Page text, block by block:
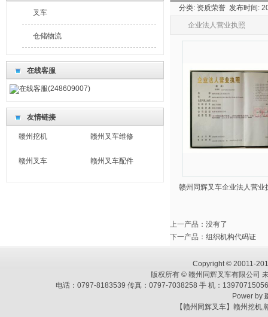
叉车
仓储物流
在线客服
在线客服(248609007)
友情链接
赣州挖机 赣州叉车维修
赣州叉车 赣州叉车配件
分类: 资质荣誉 发布时间:
企业法人营业执照
赣州同辉叉车企业法人营业
上一产品 ：没有了
下一产品 ： 组织机构代码证
Copyright © 20011-
版权所有 © 赣州同辉叉车有限公司
电话：0797-8183539 传真：0797-7038258 手 机：
Power by
【赣州同辉叉车】赣州挖机